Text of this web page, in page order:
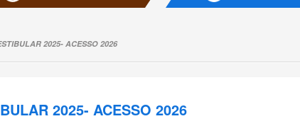
2025- ACESSO 2026
2025- ACESSO 2026